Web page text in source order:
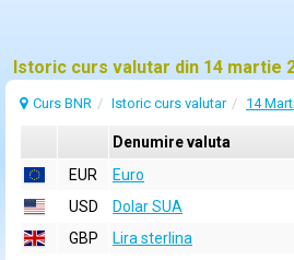
Istoric curs valutar din 14 martie
Curs BNR Istoric curs valutar 14
Denumire valuta
EUR
Euro
USD
Dolar SUA
GBP
Lira sterlina